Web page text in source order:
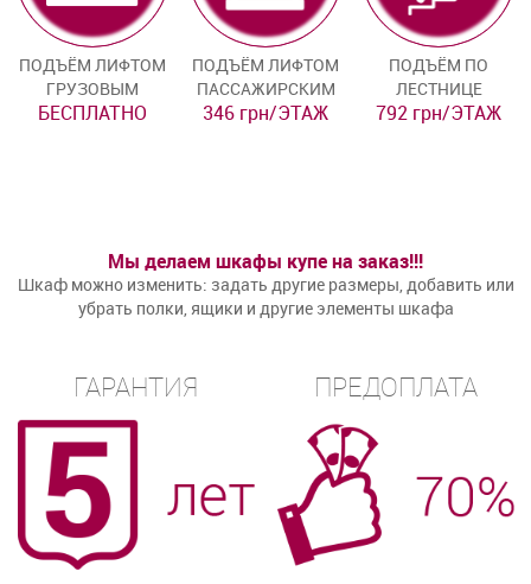
ПОДЪЁМ ЛИФТОМ
ГРУЗОВЫМ
БЕСПЛАТНО
ПОДЪЁМ ЛИФТОМ
ПАССАЖИРСКИМ
346 грн/ЭТАЖ
ПОДЪЁМ ПО
ЛЕСТНИЦЕ
792 грн/ЭТАЖ
Мы делаем шкафы купе на заказ!!!
Шкаф можно изменить: задать другие размеры, добавить или
убрать полки, ящики и другие элементы шкафа
ГАРАНТИЯ ПРЕДОПЛАТА